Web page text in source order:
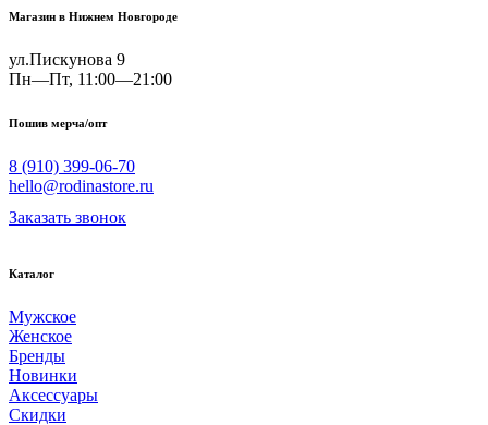
Магазин в Нижнем Новгороде
ул.Пискунова 9
Пн—Пт, 11:00—21:00
Пошив мерча/опт
8 (910) 399-06-70
hello@rodinastore.ru
Заказать звонок
Каталог
Мужское
Женское
Бренды
Новинки
Аксессуары
Скидки